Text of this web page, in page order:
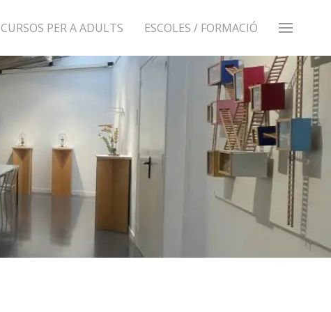
CURSOS PER A ADULTS ESCOLES / FORMACIÓ